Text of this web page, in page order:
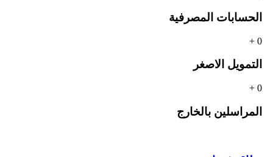
الحسابات المصرفية
0
+
التمويل الاصغر
0
+
المراسلين بالخارج